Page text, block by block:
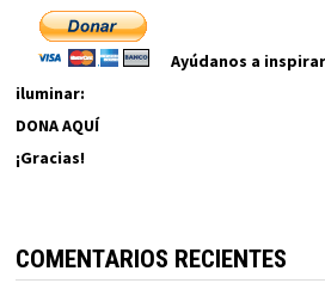
Ayúdanos a
iluminar:
DONA AQUÍ
¡Gracias!
COMENTARIOS RECIENTES